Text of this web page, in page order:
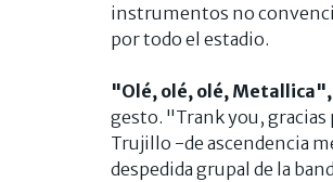
instrumentos no
por todo el estadio.
"Olé, olé, olé, Metallica",
gesto. "Trank you,
Trujillo -de ascendencia
despedida grupal de la